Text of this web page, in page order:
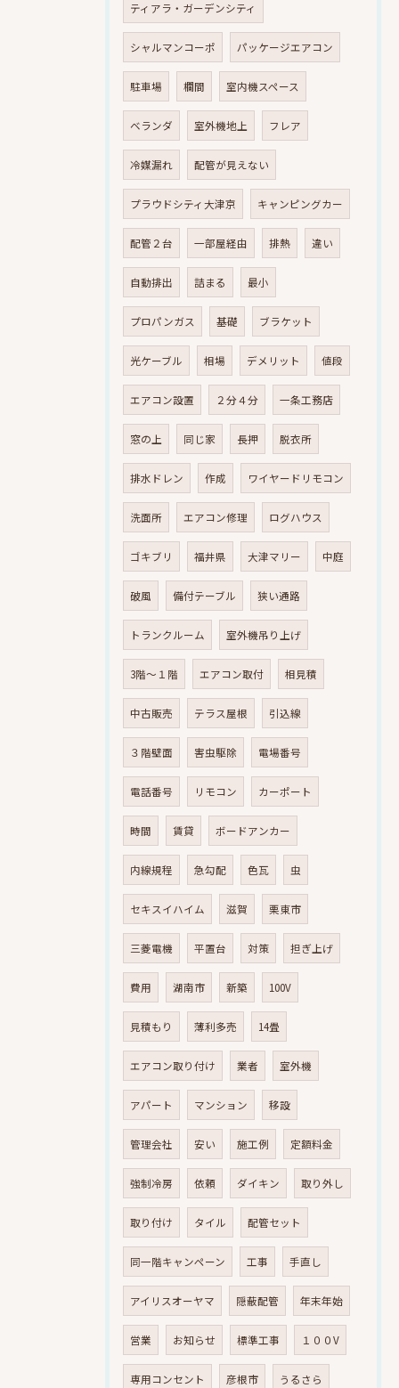
ティアラ・ガーデンシティ
シャルマンコーポ パッケージエアコン
駐車場 欄間 室内機スペース
ベランダ 室外機地上 フレア
冷媒漏れ 配管が見えない
プラウドシティ大津京 キャンピングカー
配管２台 一部屋経由 排熱 違い
自動排出 詰まる 最小
プロパンガス 基礎 ブラケット
光ケーブル 相場 デメリット 値段
エアコン設置 ２分４分 一条工務店
窓の上 同じ家 長押 脱衣所
排水ドレン 作成 ワイヤードリモコン
洗面所 エアコン修理 ログハウス
ゴキブリ 福井県 大津マリー 中庭
破風 備付テーブル 狭い通路
トランクルーム 室外機吊り上げ
3階～１階 エアコン取付 相見積
中古販売 テラス屋根 引込線
３階壁面 害虫駆除 電場番号
電話番号 リモコン カーポート
時間 賃貸 ボードアンカー
内線規程 急勾配 色瓦 虫
セキスイハイム 滋賀 栗東市
三菱電機 平置台 対策 担ぎ上げ
費用 湖南市 新築 100V
見積もり 薄利多売 14畳
エアコン取り付け 業者 室外機
アパート マンション 移設
管理会社 安い 施工例 定額料金
強制冷房 依頼 ダイキン 取り外し
取り付け タイル 配管セット
同一階キャンペーン 工事 手直し
アイリスオーヤマ 隠蔽配管 年末年始
営業 お知らせ 標準工事 １００V
専用コンセント 彦根市 うるさら